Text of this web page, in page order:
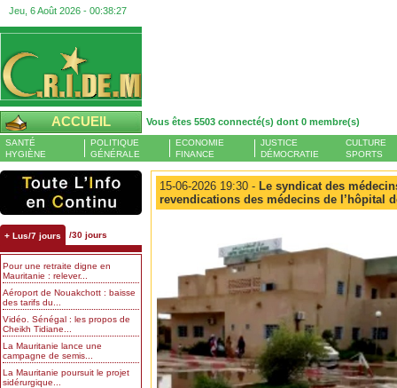
Jeu, 6 Août 2026 - 00:38:28
ACCUEIL Vous êtes 5503 connecté(s) dont 0 membre(s)
SANTÉ
HYGIÈNE
POLITIQUE
GÉNÉRALE
ECONOMIE
FINANCE
JUSTICE
DÉMOCRATIE
CULTURE
SPORTS
+ Lus/7 jours /30 jours
Pour une retraite digne en
Mauritanie : relever...
Aéroport de Nouakchott : baisse
des tarifs du...
Vidéo. Sénégal : les propos de
Cheikh Tidiane...
La Mauritanie lance une
campagne de semis...
La Mauritanie poursuit le projet
sidérurgique...
15-06-2026 19:30 - Le syndicat des
revendications des médecins de l’hôpital